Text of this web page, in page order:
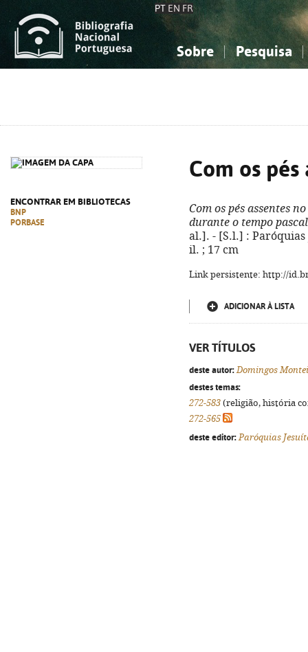
PT EN FR
Sobre Pesquisa
ENCONTRAR EM BIBLIOTECAS
BNP
PORBASE
Com os pés
Com os pés assentes
durante o tempo pascal
al.]. - [S.l.] : Paróquias
il. ; 17 cm
Link persistente: http://
ADICIONAR À LISTA
VER TÍTULOS
deste autor: Domingos
destes temas:
272-583 (religião, história
272-565
deste editor: Paróquias